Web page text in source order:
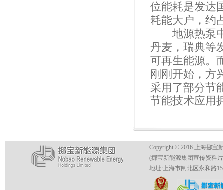
位能耗是发达
耗能大户，约
地源热泵中
丹麦，瑞典等
可再生能源。
刚刚开始，方
采用了部分节
节能技术应用
Copyright © 2016 上海挪宝
(挪宝新能源集团宣传资料
地址:上海市闸北区永和路